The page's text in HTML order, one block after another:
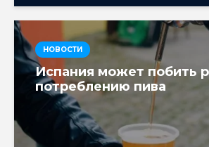
НОВОСТИ
Испания может побить
потреблению пива